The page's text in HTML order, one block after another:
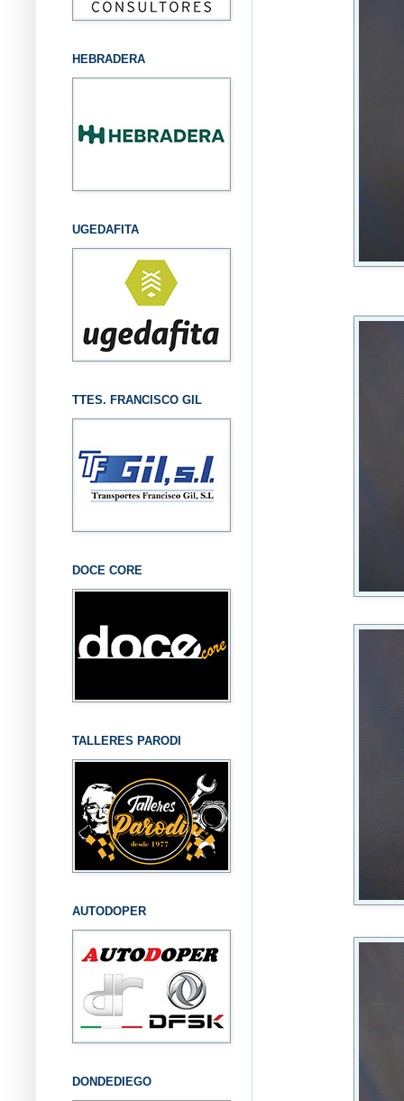
HEBRADERA
UGEDAFITA
TTES. FRANCISCO GIL
DOCE CORE
TALLERES PARODI
AUTODOPER
DONDEDIEGO